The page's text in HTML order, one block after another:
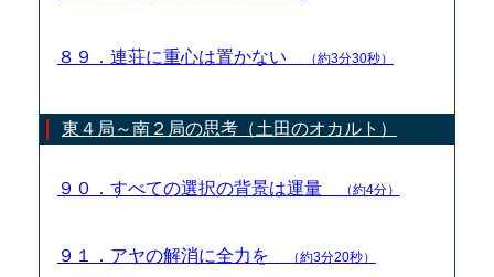
８９．連荘に重心は置かない （約3分30秒）
東４局～南２局の思考（土田のオカルト）
９０．すべての選択の背景は運量 （約4分）
９１．アヤの解消に全力を （約3分20秒）